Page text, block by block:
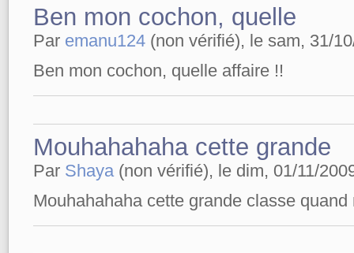
Ben mon cochon, quelle
Par emanu124 (non vérifié), le sam, 31/
Ben mon cochon, quelle affaire !!
Mouhahahaha cette grande
Par Shaya(non vérifié), le dim, 01/11/
Mouhahahaha cette grande classe quand